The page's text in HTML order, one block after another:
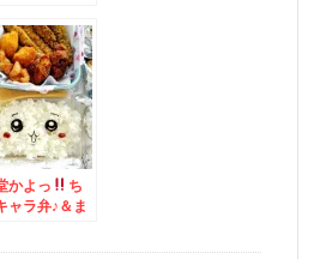
かよっ
ち
ャラ弁♪＆ま